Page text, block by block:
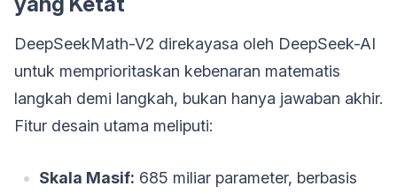
DeepSeekMath-V2 direkayasa oleh DeepSeek-AI
untuk memprioritaskan kebenaran matematis
langkah demi langkah, bukan hanya jawaban akhir.
Fitur desain utama meliputi:
Skala Masif: 685 miliar parameter, berbasis